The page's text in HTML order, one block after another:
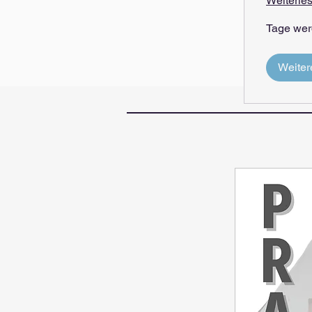
Tage